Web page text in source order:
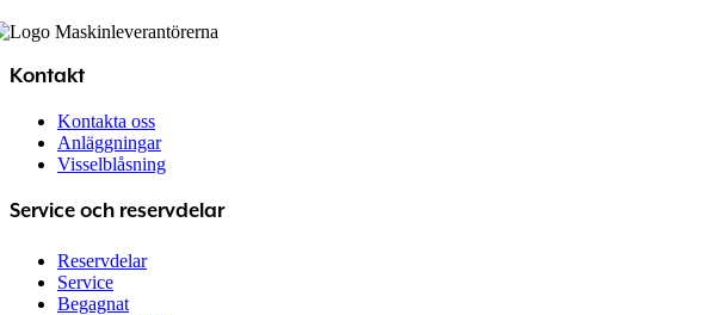
Kontakt
Kontakta oss
Anläggningar
Visselblåsning
Service och reservdelar
Reservdelar
Service
Begagnat